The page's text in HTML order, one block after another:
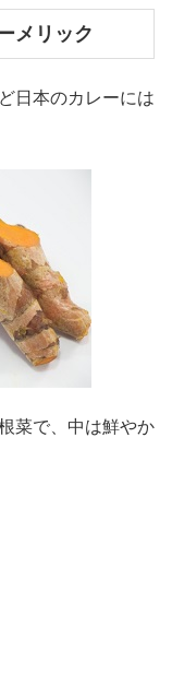
メリック
日本のカレーには
菜で、中は鮮やか